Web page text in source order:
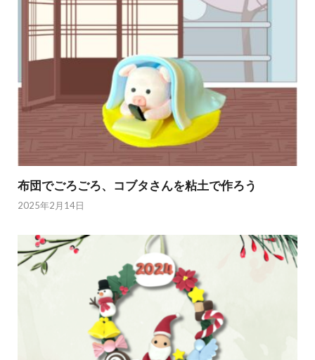
布団でごろごろ、コブタさんを粘土で作ろう
2025年2月14日